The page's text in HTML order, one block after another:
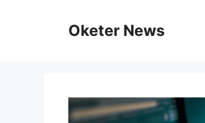
Oketer News